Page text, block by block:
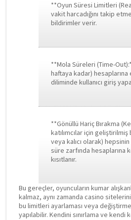
**Oyun Süresi Limitleri
vakit harcadığını takip
bildirimler verir.
**Mola Süreleri (Time-
haftaya kadar) hesaplarına
diliminde kullanıcı giriş
**Gönüllü Hariç Bırakma
katılımcılar için
veya kalıcı olarak)
süre zarfında hesaplarına
kısıtlanır.
Bu gereçler, oyuncuların kumar
kalmaz, aynı zamanda casino
bu limitleri ayarlaması veya
yapılabilir. Kendini sınırlama ve